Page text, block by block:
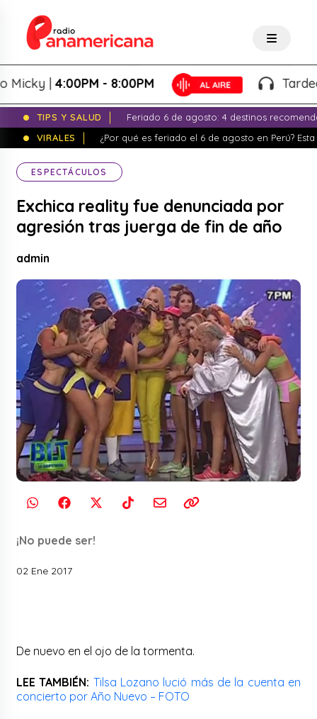
|4:00PM - 8:00PM Tardeo
TIPS Y SALUD
Feriado 6 de agosto: 4 destinos
VIRALES
¿Por qué es feriado el 6 de agosto en Perú?
ESPECTÁCULOS
Exchica reality fue denunciada por
agresión tras juerga de fin de año
admin
¡No puede ser!
02 Ene 2017
De nuevo en el ojo de la tormenta.
LEE TAMBIÉN: Tilsa Lozano lució más de la cuenta en
concierto por Año Nuevo – FOTO